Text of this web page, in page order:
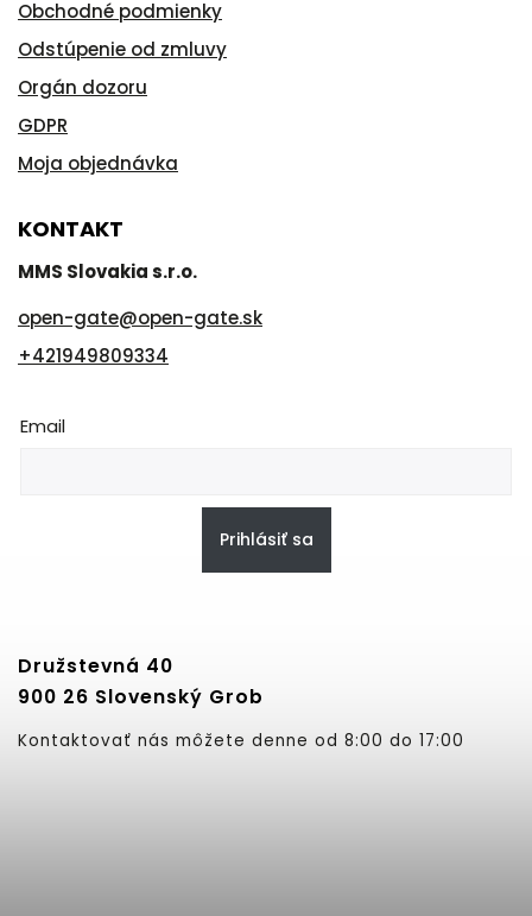
Obchodné podmienky
Odstúpenie od zmluvy
Orgán dozoru
GDPR
Moja objednávka
KONTAKT
MMS Slovakia s.r.o.
open-gate@open-gate.sk
+421949809334
Email
Prihlásiť sa
Družstevná 40
900 26 Slovenský Grob
Kontaktovať nás môžete denne od 8:00 do 17:00